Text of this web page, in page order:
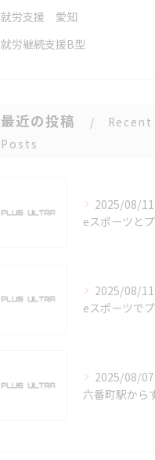
就労支援 愛知
就労継続支援B型
最近の投稿
Recent
Posts
2025/08/11
2025/08/11
2025/08/07